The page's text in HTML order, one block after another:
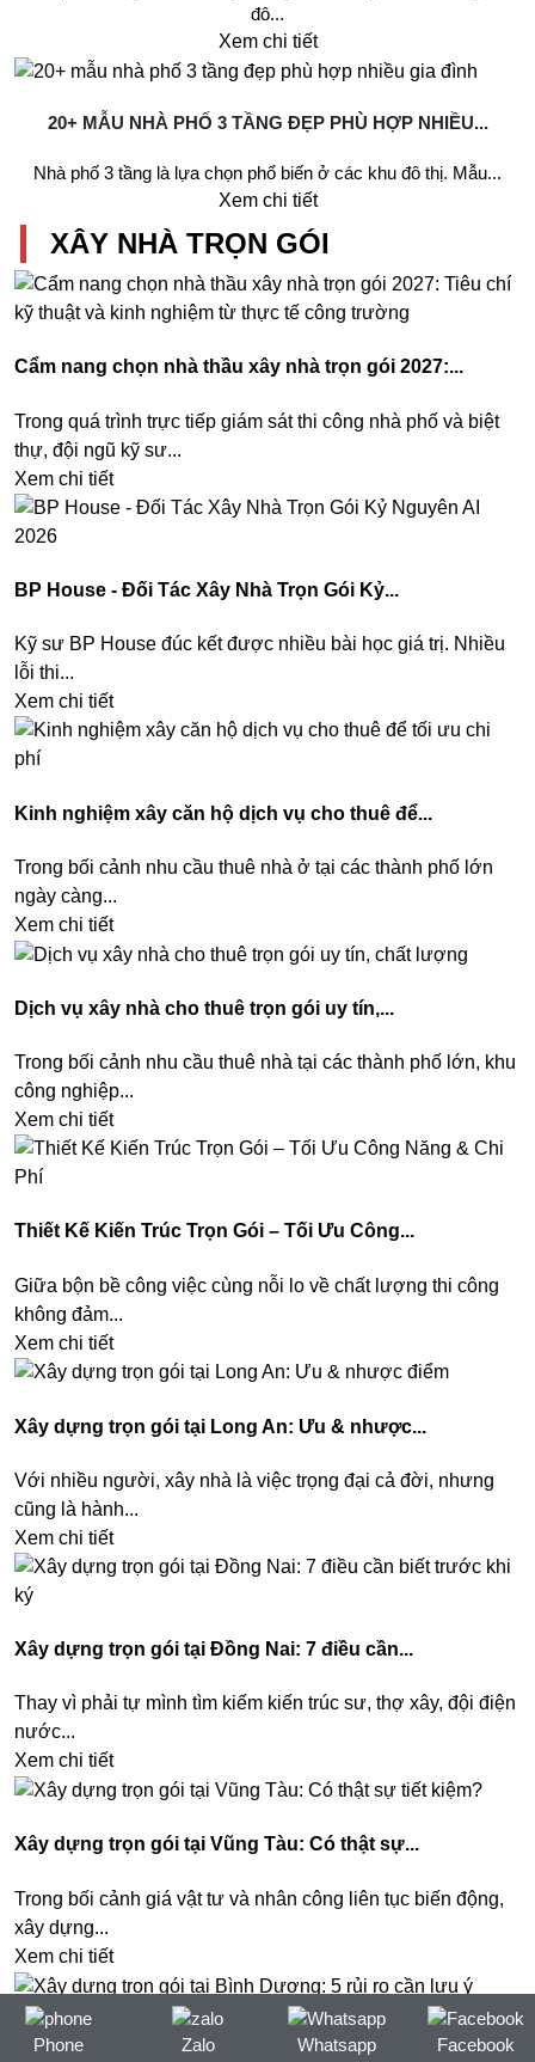
đô...
Xem chi tiết
20+ MẪU NHÀ PHỐ 3 TẦNG ĐẸP PHÙ HỢP NHIỀU...
Nhà phố 3 tầng là lựa chọn phổ biến ở các khu đô thị. Mẫu...
Xem chi tiết
XÂY NHÀ TRỌN GÓI
Cẩm nang chọn nhà thầu xây nhà trọn gói 2027:...
Trong quá trình trực tiếp giám sát thi công nhà phố và biệt
thự, đội ngũ kỹ sư...
Xem chi tiết
BP House - Đối Tác Xây Nhà Trọn Gói Kỷ...
Kỹ sư BP House đúc kết được nhiều bài học giá trị. Nhiều
lỗi thi...
Xem chi tiết
Kinh nghiệm xây căn hộ dịch vụ cho thuê để...
Trong bối cảnh nhu cầu thuê nhà ở tại các thành phố lớn
ngày càng...
Xem chi tiết
Dịch vụ xây nhà cho thuê trọn gói uy tín,...
Trong bối cảnh nhu cầu thuê nhà tại các thành phố lớn, khu
công nghiệp...
Xem chi tiết
Thiết Kế Kiến Trúc Trọn Gói – Tối Ưu Công...
Giữa bộn bề công việc cùng nỗi lo về chất lượng thi công
không đảm...
Xem chi tiết
Xây dựng trọn gói tại Long An: Ưu & nhược...
Với nhiều người, xây nhà là việc trọng đại cả đời, nhưng
cũng là hành...
Xem chi tiết
Xây dựng trọn gói tại Đồng Nai: 7 điều cần...
Thay vì phải tự mình tìm kiếm kiến trúc sư, thợ xây, đội điện
nước...
Xem chi tiết
Xây dựng trọn gói tại Vũng Tàu: Có thật sự...
Trong bối cảnh giá vật tư và nhân công liên tục biến động,
xây dựng...
Xem chi tiết
Xây dựng trọn gói tại Bình Dương: 5 rủi ro...
Phone Zalo Whatsapp Facebook